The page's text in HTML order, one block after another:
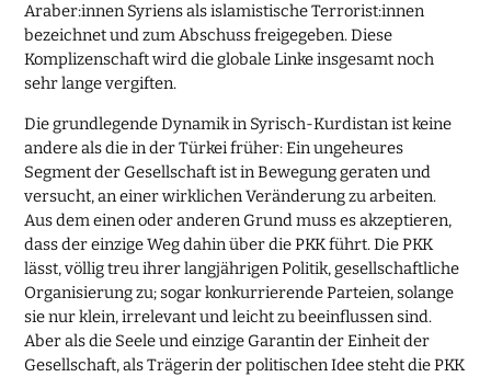
Araber:innen Syriens als islamistische Terrorist:innen
bezeichnet und zum Abschuss freigegeben. Diese
Komplizenschaft wird die globale Linke insgesamt noch
sehr lange vergiften.
Die grundlegende Dynamik in Syrisch-Kurdistan ist keine
andere als die in der Türkei früher: Ein ungeheures
Segment der Gesellschaft ist in Bewegung geraten und
versucht, an einer wirklichen Veränderung zu arbeiten.
Aus dem einen oder anderen Grund muss es akzeptieren,
dass der einzige Weg dahin über die PKK führt. Die PKK
lässt, völlig treu ihrer langjährigen Politik, gesellschaftliche
Organisierung zu; sogar konkurrierende Parteien, solange
sie nur klein, irrelevant und leicht zu beeinflussen sind.
Aber als die Seele und einzige Garantin der Einheit der
Gesellschaft, als Trägerin der politischen Idee steht die PKK